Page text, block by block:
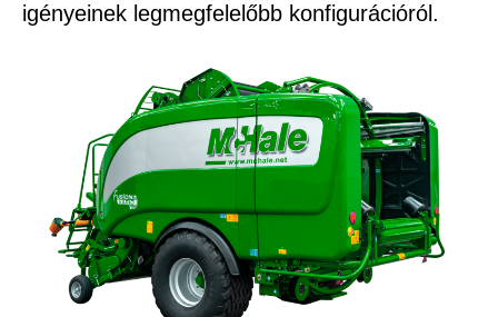
igényeinek legmegfelelőbb konfigurációról.